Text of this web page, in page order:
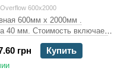
600x2000
600мм х 2000мм .
40 мм. Стоимость включает
грн Купить